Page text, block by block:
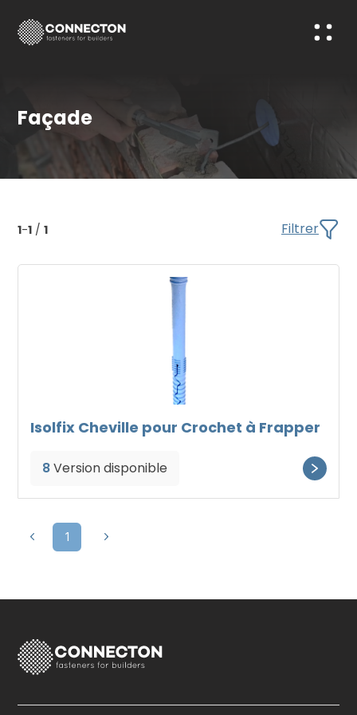
Façade
1-1 / 1 Filtrer
Isolfix Cheville pour Crochet à Frapper
8Version disponible
1